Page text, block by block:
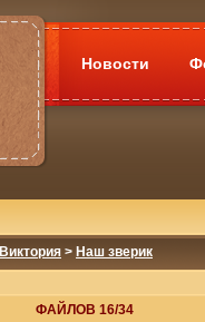
Новости
Виктория > Наш зверик
ФАЙЛОВ 16/34